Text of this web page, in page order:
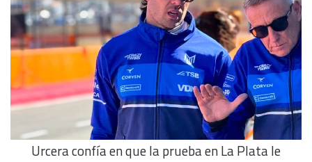
Urcera confía en que la prueba en La Plata le